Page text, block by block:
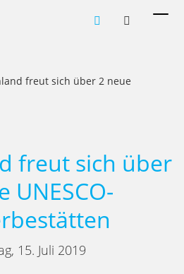
freut sich über 2 neue
freut sich über
UNESCO-
15. Juli 2019